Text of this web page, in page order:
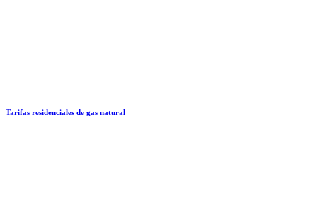
Tarifas residenciales de gas natural